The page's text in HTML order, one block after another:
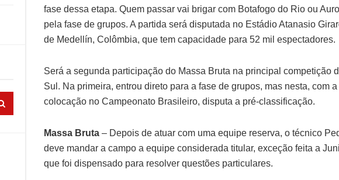
fase dessa etapa. Quem passar vai brigar com Botafogo do Rio ou
pela fase de grupos. A partida será disputada no Estádio Atanasio
de Medellín, Colômbia, que tem capacidade para 52 mil espectadores.
Será a segunda participação do Massa Bruta na principal competição
Sul. Na primeira, entrou direto para a fase de grupos, mas nesta, com
colocação no Campeonato Brasileiro, disputa a pré-classificação.
Massa Bruta – Depois de atuar com uma equipe reserva, o técnico
deve mandar a campo a equipe considerada titular, exceção feita a
que foi dispensado para resolver questões particulares.